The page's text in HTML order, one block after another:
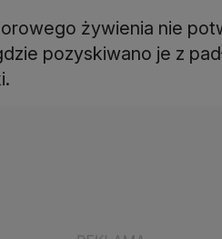
żywienia nie
pozyskiwano je z